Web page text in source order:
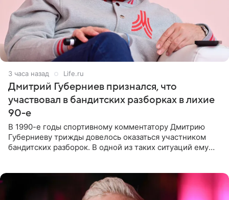
3 часа назад Life.ru
Дмитрий Губерниев признался, что
участвовал в бандитских разборках в лихие
90-е
В 1990-е годы спортивному комментатору Дмитрию
Губерниеву трижды довелось оказаться участником
бандитских разборок. В одной из таких ситуаций ему